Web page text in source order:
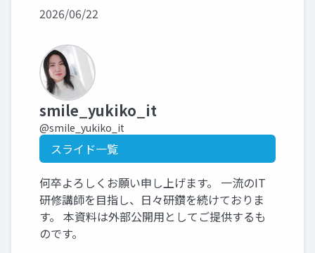
2026/06/22
smile_yukiko_it
@smile_yukiko_it
スライド一覧
何卒よろしくお願い申し上げます。 一流のIT
研修講師を目指し、日々研鑽を続けておりま
す。 本資料は外部公開用としてご提供するも
のです。